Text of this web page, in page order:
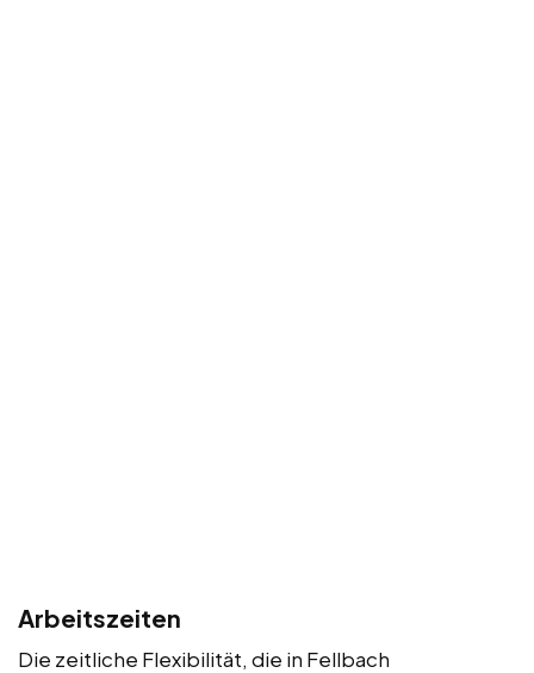
Arbeitszeiten
Die zeitliche Flexibilität, die in Fellbach